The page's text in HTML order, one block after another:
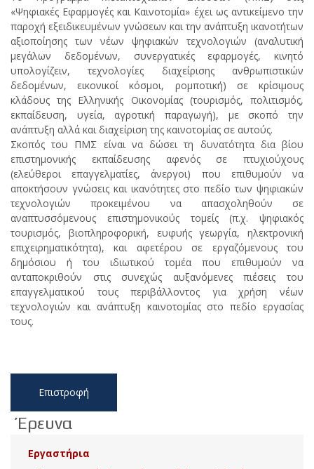
«Ψηφιακές Εφαρμογές και Καινοτομία» έχει ως αντικείμενο την
παροχή εξειδικευμένων γνώσεων και την ανάπτυξη ικανοτήτων
αξιοποίησης των νέων ψηφιακών τεχνολογιών (αναλυτική
μεγάλων δεδομένων, συνεργατικές εφαρμογές, κινητό
υπολογίζειν, τεχνολογίες διαχείρισης ανθρωπιστικών
δεδομένων, εικονικοί κόσμοι, ρομποτική) σε κρίσιμους
κλάδους της Ελληνικής Οικονομίας (τουρισμός, πολιτισμός,
εκπαίδευση, υγεία, αγροτική παραγωγή), με σκοπό την
ανάπτυξη αλλά και διαχείριση της καινοτομίας σε αυτούς.
Σκοπός του ΠΜΣ είναι να δώσει τη δυνατότητα δια βίου
επιστημονικής εκπαίδευσης αφενός σε πτυχιούχους
(ελεύθεροι επαγγελματίες, άνεργοι) που επιθυμούν να
αποκτήσουν γνώσεις και ικανότητες στο πεδίο των ψηφιακών
τεχνολογιών προκειμένου να απασχοληθούν σε
αναπτυσσόμενους επιστημονικούς τομείς (π.χ. ψηφιακός
τουρισμός, βιοπληροφορική, ευφυής γεωργία, ηλεκτρονική
επιχειρηματικότητα), και αφετέρου σε εργαζόμενους του
δημόσιου ή του ιδιωτικού τομέα που επιθυμούν να
ανταποκριθούν στις συνεχώς αυξανόμενες πιέσεις του
επαγγελματικού τους περιβάλλοντος για χρήση νέων
τεχνολογιών και ανάπτυξη καινοτομίας στο πεδίο εργασίας
τους.
Επιστροφή
Έρευνα
Εργαστήρια